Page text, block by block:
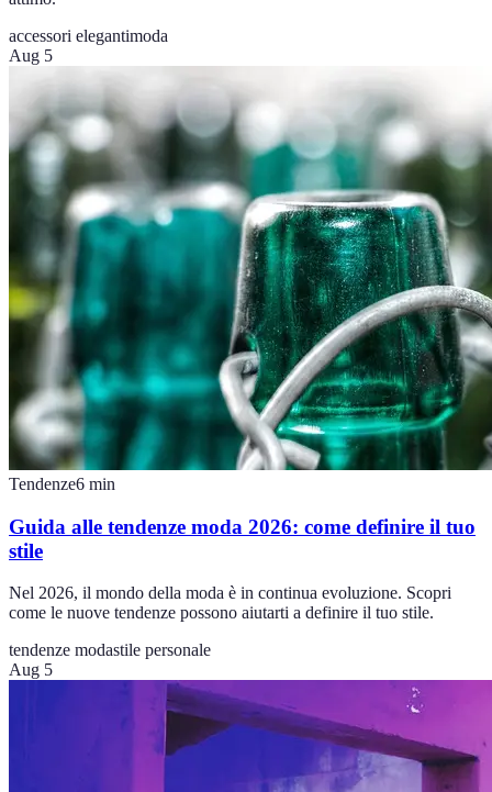
accessori elegantimoda
Aug 5
Tendenze6 min
Guida alle tendenze moda 2026: come definire il tuo
stile
Nel 2026, il mondo della moda è in continua evoluzione. Scopri
come le nuove tendenze possono aiutarti a definire il tuo stile.
tendenze modastile personale
Aug 5